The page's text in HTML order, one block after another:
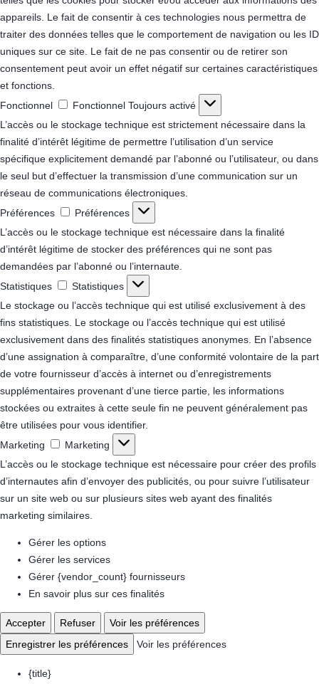
appareils. Le fait de consentir à ces technologies nous permettra de
traiter des données telles que le comportement de navigation ou les ID
uniques sur ce site. Le fait de ne pas consentir ou de retirer son
consentement peut avoir un effet négatif sur certaines caractéristiques
et fonctions.
Fonctionnel
Fonctionnel Toujours activé
L’accès ou le stockage technique est strictement nécessaire dans la
finalité d’intérêt légitime de permettre l’utilisation d’un service
spécifique explicitement demandé par l’abonné ou l’utilisateur, ou dans
le seul but d’effectuer la transmission d’une communication sur un
réseau de communications électroniques.
Préférences
Préférences
L’accès ou le stockage technique est nécessaire dans la finalité
d’intérêt légitime de stocker des préférences qui ne sont pas
demandées par l’abonné ou l’internaute.
Statistiques
Statistiques
Le stockage ou l’accès technique qui est utilisé exclusivement à des
fins statistiques. Le stockage ou l’accès technique qui est utilisé
exclusivement dans des finalités statistiques anonymes. En l’absence
d’une assignation à comparaître, d’une conformité volontaire de la part
de votre fournisseur d’accès à internet ou d’enregistrements
supplémentaires provenant d’une tierce partie, les informations
stockées ou extraites à cette seule fin ne peuvent généralement pas
être utilisées pour vous identifier.
Marketing
Marketing
L’accès ou le stockage technique est nécessaire pour créer des profils
d’internautes afin d’envoyer des publicités, ou pour suivre l’utilisateur
sur un site web ou sur plusieurs sites web ayant des finalités
marketing similaires.
Gérer les options
Gérer les services
Gérer {vendor_count} fournisseurs
En savoir plus sur ces finalités
Accepter Refuser
Voir les préférences
Enregistrer les préférences
Voir les préférences
{title}